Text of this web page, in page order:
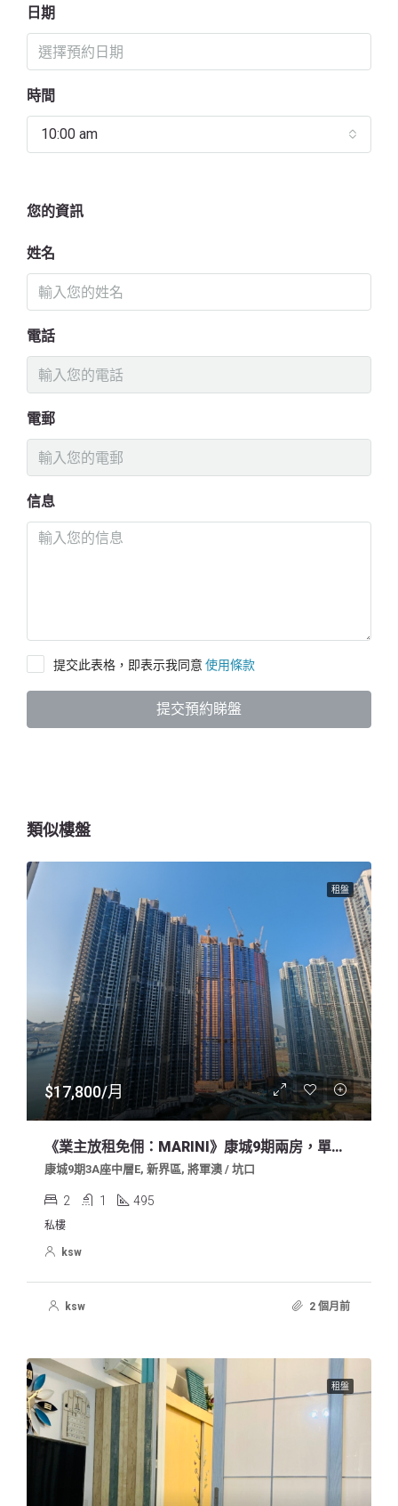
日期
時間
10:00 am
您的資訊
姓名
電話
電郵
信息
提交此表格，即表示我同意 使用條款
提交預約睇盤
類似樓盤
租盤
$17,800/月
《業主放租免佣：MARINI》康城9期兩房，單邊有露台，中層內園，明廁有窗，不能養寵物，求好租客
康城9期3A座中層E, 新界區, 將軍澳 / 坑口
2 1 495
私樓
ksw
ksw 2 個月前
租盤